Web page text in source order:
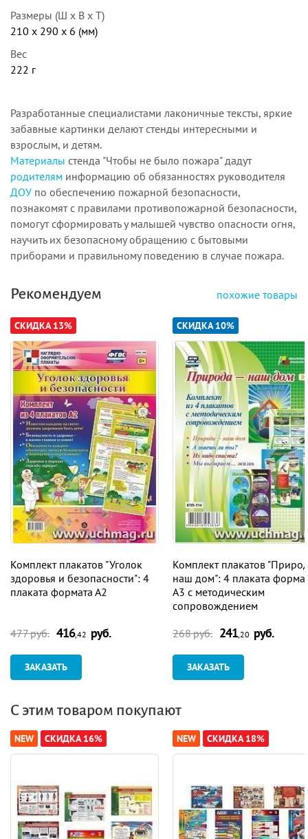
Размеры (Ш x В x Т)
210 x 290 x 6 (мм)
Вес
222 г
Разработанные специалистами лаконичные тексты, яркие
забавные картинки делают стенды интересными и
взрослым, и детям.
Материалы стенда "Чтобы не было пожара" дадут
родителям информацию об обязанностях руководителя
ДОУ по обеспечению пожарной безопасности,
познакомят с правилами противопожарной безопасности,
помогут сформировать у малышей чувство опасности огня,
научить их безопасному обращению с бытовыми
приборами и правильному поведению в случае пожара.
Рекомендуем похожие товары
СКИДКА 13%
Комплект плакатов "Уголок
здоровья и безопасности": 4
плаката формата А2
477 руб. 416,42 руб.
ЗАКАЗАТЬ
СКИДКА 10%
Комплект плакатов
наш дом": 4 плаката
А3 с методическим
сопровождением
268 руб. 241,20 руб.
ЗАКАЗАТЬ
С этим товаром покупают
NEW СКИДКА 16% NEW СКИДКА 18%